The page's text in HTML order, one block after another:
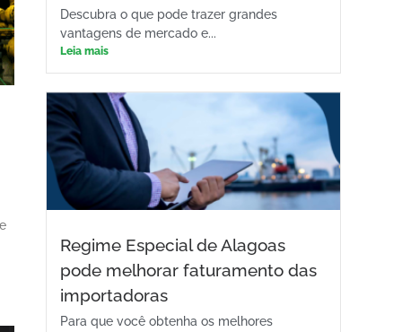
Descubra o que pode trazer grandes
vantagens de mercado e...
Leia mais
Regime Especial de Alagoas
pode melhorar faturamento das
importadoras
Para que você obtenha os melhores